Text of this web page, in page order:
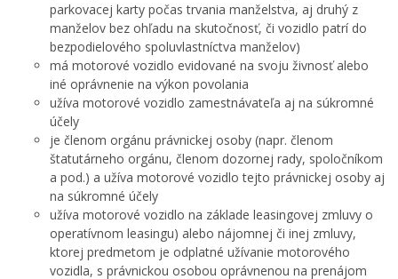
Školstvo
Šport
Sociálne služby
LIMKA
LIMKA – rozhovory
NEWSLETTER MESTA LEVOČA
Levočský TV týždenník 29. týždeň
Pohotovostné kontakty
Mestská polícia
parkovacej karty počas trvania manželstva, aj druhý z
manželov bez ohľadu na skutočnosť, či vozidlo patrí do
bezpodielového spoluvlastníctva manželov)
má motorové vozidlo evidované na svoju živnosť alebo
iné oprávnenie na výkon povolania
užíva motorové vozidlo zamestnávateľa aj na súkromné
účely
je členom orgánu právnickej osoby (napr. členom
štatutárneho orgánu, členom dozornej rady, spoločníkom
a pod.) a užíva motorové vozidlo tejto právnickej osoby aj
na súkromné účely
užíva motorové vozidlo na základe leasingovej zmluvy o
operatívnom leasingu) alebo nájomnej či inej zmluvy,
ktorej predmetom je odplatné užívanie motorového
vozidla, s právnickou osobou oprávnenou na prenájom